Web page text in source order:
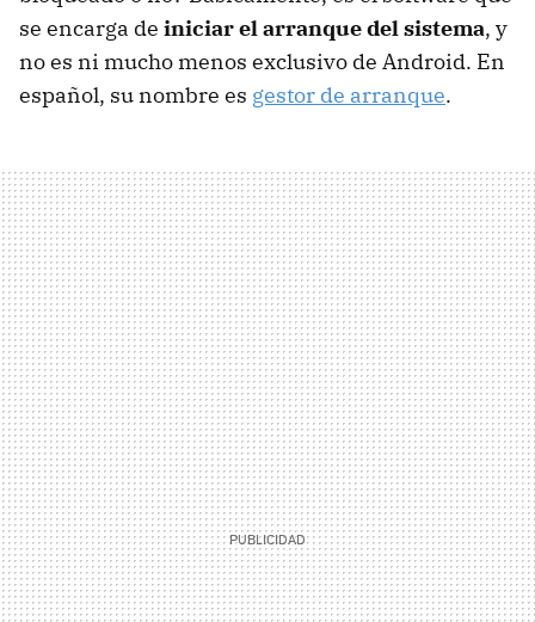
se encarga de iniciar el arranque del sistema, y
no es ni mucho menos exclusivo de Android. En
español, su nombre es gestor de arranque.